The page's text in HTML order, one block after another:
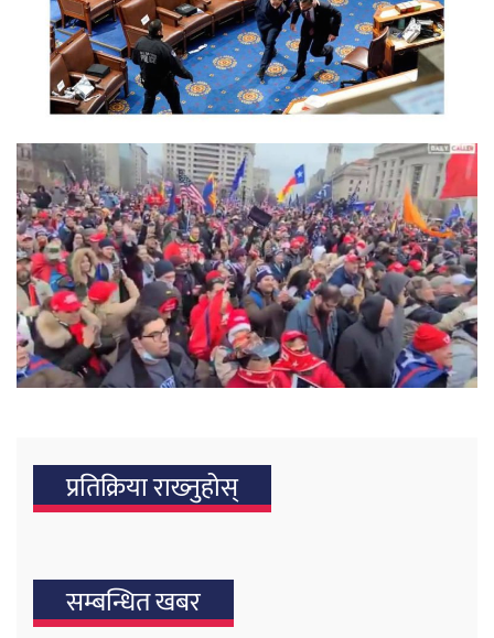
प्रतिक्रिया राख्‍नुहोस्
सम्बन्धित खबर